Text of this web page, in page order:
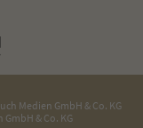
Medien GmbH & Co. KG
& Co. KG